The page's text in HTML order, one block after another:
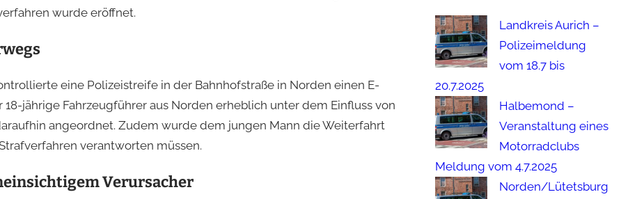
wurde eröffnet.
eine Polizeistreife in der Bahnhofstraße in Norden einen E-
jährige Fahrzeugführer aus Norden erheblich unter dem Einfluss von
angeordnet. Zudem wurde dem jungen Mann die Weiterfahrt
verantworten müssen.
Verursacher
Landkreis Aurich –
Polizeimeldung
vom 18.7 bis
20.7.2025
Halbemond –
Veranstaltung eines
Motorradclubs
Meldung vom 4.7.2025
Norden/Lütetsburg